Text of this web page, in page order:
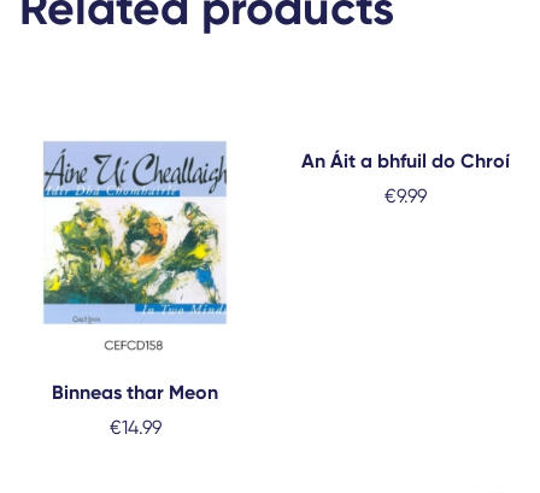
Binneas thar Meon
€14.99
An Áit a bhfuil do Chroí
€9.99